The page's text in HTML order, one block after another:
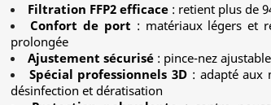
Filtration FFP2 efficace : retient plus de
Confort de port : matériaux légers et
prolongée
Ajustement sécurisé : pince-nez
Spécial professionnels 3D : adapté aux
désinfection et dératisation